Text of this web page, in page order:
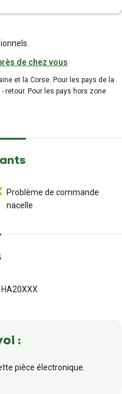
de chez vous
et la Corse. Pour les pays de la
retour. Pour les pays hors zone
Problème de commande
nacelle
:
pièce électronique.